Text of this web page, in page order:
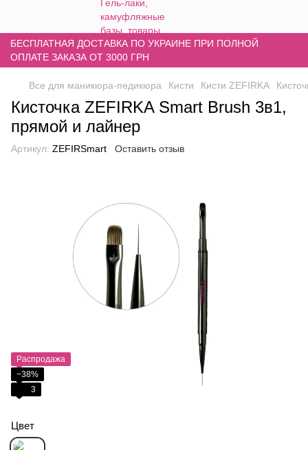
БЕСПЛАТНАЯ ДОСТАВКА ПО УКРАИНЕ ПРИ ПОЛНОЙ
ОПЛАТЕ ЗАКАЗА ОТ 3000 ГРН
Все для маникюра-педикюра Кисти Кисти ZEFIRKA
Кисточка ZEFIRKA Smart Brush 3в1,
прямой и лайнер
Артикул: ZEFIRSmart Оставить отзыв
Распродажа
−38%
3
Цвет